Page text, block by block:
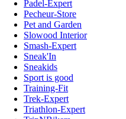
Padel-Expert
Pecheur-Store
Pet and Garden
Slowood Interior
Smash-Expert
Sneak'In
Sneakids
Sport is good
Training-Fit
Trek-Expert
Triathlon-Expert